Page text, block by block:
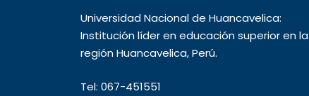
Universidad Nacional de Huancavelica:
Institución líder en educación superior en la
región Huancavelica, Perú.
Tel: 067-451551